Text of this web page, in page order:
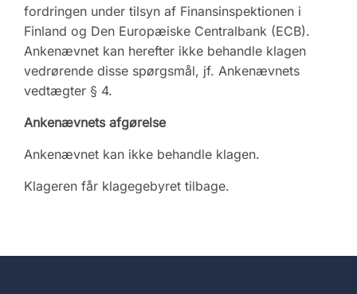
fordringen under tilsyn af Finansinspektionen i
Finland og Den Europæiske Centralbank (ECB).
Ankenævnet kan herefter ikke behandle klagen
vedrørende disse spørgsmål, jf. Ankenævnets
vedtægter § 4.
Ankenævnets afgørelse
Ankenævnet kan ikke behandle klagen.
Klageren får klagegebyret tilbage.